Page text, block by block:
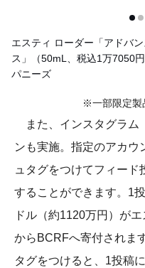
エスティ ローダー「アドバ
ス」（50mL、税込1万7050
パニーズ
※一部限定製
また、インスタグラム
ンも実施。指定のアカウ
ュタグをつけてフィー
することができます。1
ドル（約1120万円）が
からBCRFへ寄付されま
タグをつけると、1投稿